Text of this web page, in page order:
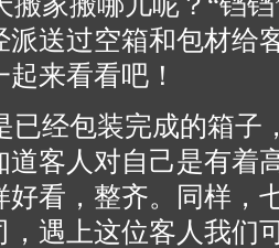
派送过空箱和包材给
起来看看吧！
已经包装完成的箱子
道客人对自己是有着
好看，整齐。同样，
，遇上这位客人我们